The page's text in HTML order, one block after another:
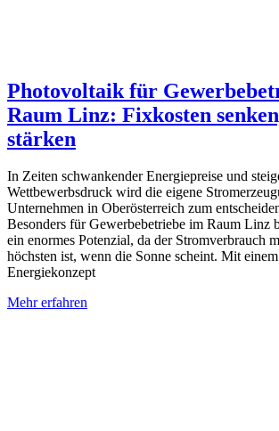
Photovoltaik für
Raum Linz: Fixkosten
stärken
In Zeiten schwankender Energiepreise und
Wettbewerbsdruck wird die eigene
Unternehmen in Oberösterreich zum
Besonders für Gewerbebetriebe im Raum Linz
ein enormes Potenzial, da der Stromverbrauch
höchsten ist, wenn die Sonne scheint. Mit
Energiekonzept
Mehr erfahren